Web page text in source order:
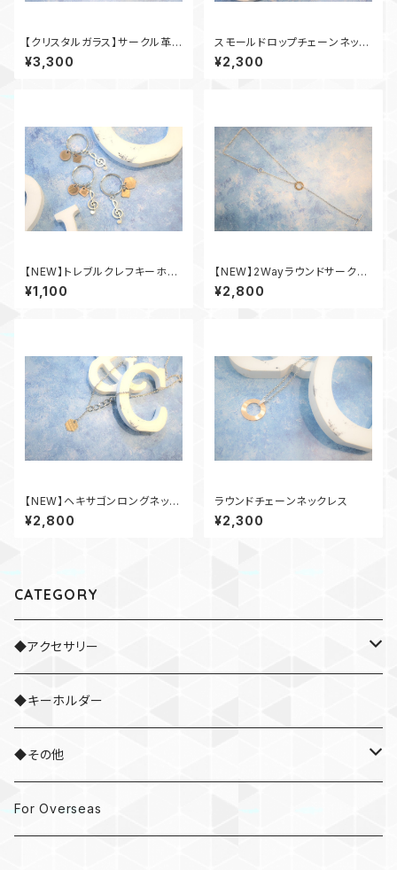
【クリスタルガラス】サークル革ひ
もネックレス
¥3,300
スモールドロップチェーンネック
レス
¥2,300
【NEW】トレブルクレフキーホル
ダー
¥1,100
【NEW】2Wayラウンドサークル
ネックレス
¥2,800
【NEW】ヘキサゴンロングネック
レス
¥2,800
ラウンドチェーンネックレス
¥2,300
CATEGORY
◆アクセサリー
・ネックレス
・ブレスレット
・ネクタイピン
◆キーホルダー
◆その他
・ドラムスティック
For Overseas